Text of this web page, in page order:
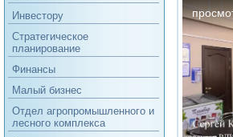
Инвестору
Стратегическое
планирование
Финансы
Малый бизнес
Отдел агропромышленного и
лесного комплекса